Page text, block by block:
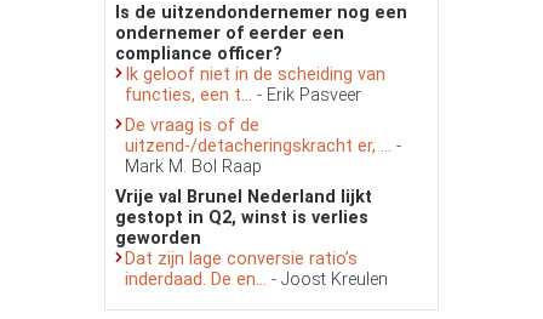
Is de uitzendondernemer nog een
ondernemer of eerder een
compliance officer?
Ik geloof niet in de scheiding van
functies, een t... - Erik Pasveer
De vraag is of de
uitzend-/detacheringskracht er, ... -
Mark M. Bol Raap
Vrije val Brunel Nederland lijkt
gestopt in Q2, winst is verlies
geworden
Dat zijn lage conversie ratio’s
inderdaad. De en... - Joost Kreulen